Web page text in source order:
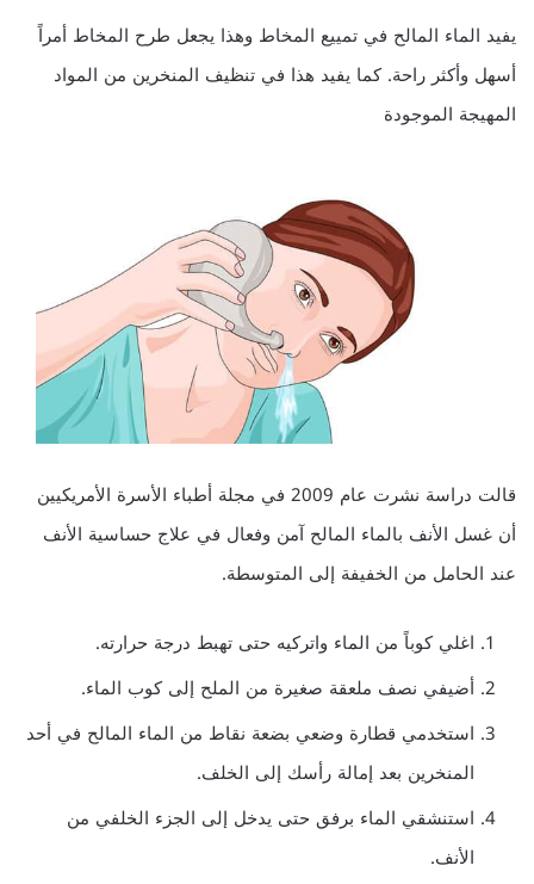
يفيد الماء المالح في تمييع المخاط وهذا يجعل طرح المخاط أمراً
أسهل وأكثر راحة. كما يفيد هذا في تنظيف المنخرين من المواد
المهيجة الموجودة
قالت دراسة نشرت عام 2009 في مجلة أطباء الأسرة الأمريكيين
أن غسل الأنف بالماء المالح آمن وفعال في علاج حساسية الأنف
عند الحامل من الخفيفة إلى المتوسطة.
اغلي كوباً من الماء واتركيه حتى تهبط درجة حرارته.
أضيفي نصف ملعقة صغيرة من الملح إلى كوب الماء.
استخدمي قطارة وضعي بضعة نقاط من الماء المالح في أحد
المنخرين بعد إمالة رأسك إلى الخلف.
استنشقي الماء برفق حتى يدخل إلى الجزء الخلفي من
الأنف.